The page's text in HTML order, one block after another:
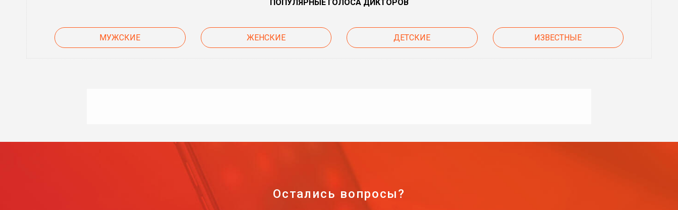
ПОПУЛЯРНЫЕ ГОЛОСА ДИКТОРОВ
МУЖСКИЕ ЖЕНСКИЕ ДЕТСКИЕ ИЗВЕСТНЫЕ
Остались вопросы?